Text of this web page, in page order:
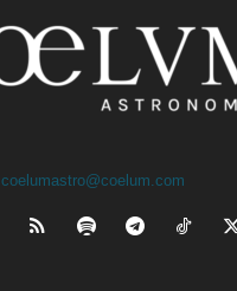
coelumastro@coelum.com